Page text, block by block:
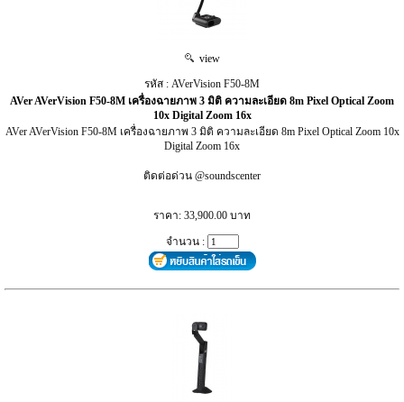
view
รหัส : AVerVision F50-8M
AVer AVerVision F50-8M เครื่องฉายภาพ 3 มิติ ความละเอียด 8m Pixel Optical Zoom
10x Digital Zoom 16x
AVer AVerVision F50-8M เครื่องฉายภาพ 3 มิติ ความละเอียด 8m Pixel Optical Zoom 10x
Digital Zoom 16x
ติดต่อด่วน @soundscenter
ราคา: 33,900.00 บาท
จำนวน :